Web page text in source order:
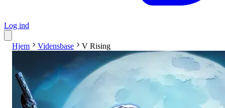
Log ind
Hjem Vidensbase V Rising